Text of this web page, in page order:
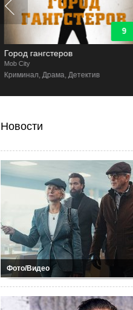
9
Город гангстеров
Mob City
Криминал, Драма, Детектив
Новости
Фото/Видео